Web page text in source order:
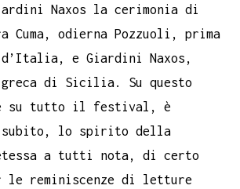
Naxos la cerimonia di
Cuma, odierna Pozzuoli, prima
e Giardini Naxos,
di Sicilia. Su questo
su tutto il festival, è
subito, lo spirito della
a tutti nota, di certo
le reminiscenze di letture